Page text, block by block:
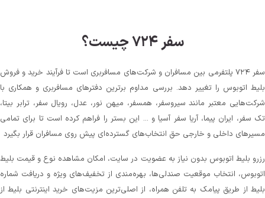
سفر ۷۲۴ چیست؟
سفر ۷۲۴ پلتفرمی بین مسافران و شرکت‌های مسافربری است تا فرآیند خرید و فروش
اتوبوس را تغییر دهد. بررسی مداوم برترین دفترهای مسافربری و همکاری با
معتبر مانند سیروسفر، همسفر، میهن‌ نور، عدل، رویال سفر، ترابر بیتا،
سفر، ایران پیما، آریا سفر آسیا و ... این بستر را فراهم کرده است تا برای تمامی
داخلی و خارجی حق انتخاب‌های گسترده‌ای پیش روی مسافران قرار بگیرد
بلیط اتوبوس بدون نیاز به عضویت در سایت، امکان مشاهده نوع و قیمت بلیط
انتخاب موقعیت صندلی‌ها، بهره‌مندی از تخفیف‌های ویژه و دریافت شماره‌
از طریق پیامک به تلفن همراه، از اصلی‌ترین مزیت‌های خرید اینترنتی بلیط از